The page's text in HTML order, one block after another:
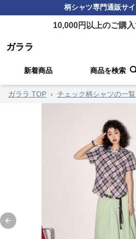
柄シャツ専門通販サイ
10,000円以上のご購
ガララ
新着商品 商品を検索
ガララ TOP › チェック柄シャツの一覧
Previous slide